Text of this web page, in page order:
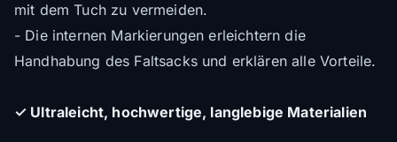
mit dem Tuch zu vermeiden.
- Die internen Markierungen erleichtern die
Handhabung des Faltsacks und erklären alle Vorteile.
✓ Ultraleicht, hochwertige, langlebige Materialien